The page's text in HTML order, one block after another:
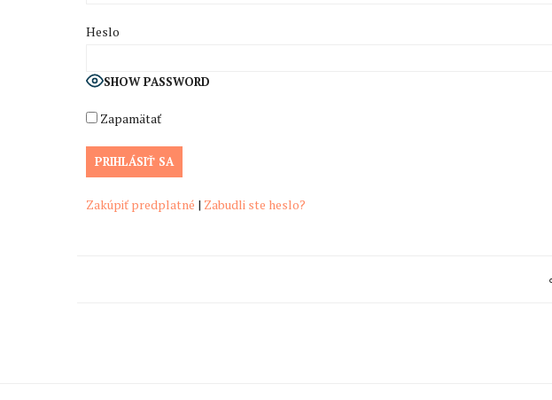
Heslo
SHOW PASSWORD
Zapamätať
Zakúpiť predplatné | Zabudli ste heslo?